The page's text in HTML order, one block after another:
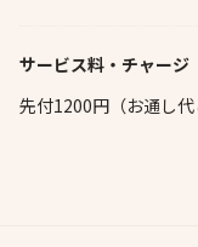
サービス料・チャージ
先付1200円（お通し代